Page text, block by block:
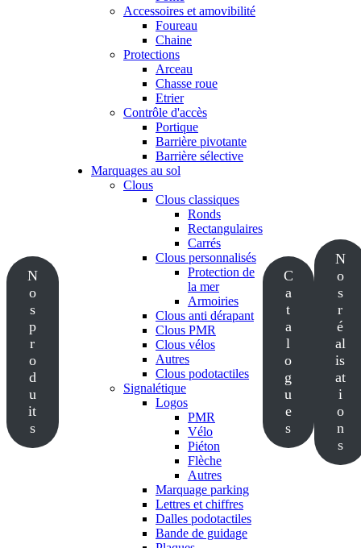
N
o
s
p
r
o
d
u
it
s
Accessoires et amovibilité
Foureau
Chaine
Protections
Arceau
Chasse roue
Etrier
Contrôle d'accès
Portique
Barrière pivotante
Barrière sélective
Marquages au sol
Clous
Clous classiques
Ronds
Rectangulaires
Carrés
Clous personnalisés
Protection de
la mer
Armoiries
Clous anti dérapant
Clous PMR
Clous vélos
Autres
Clous podotactiles
Signalétique
Logos
PMR
Vélo
Piéton
Flèche
Autres
Marquage parking
Lettres et chiffres
Dalles podotactiles
Bande de guidage
C
a
t
a
l
o
g
u
e
s
N
o
s
r
é
al
is
at
i
o
n
s